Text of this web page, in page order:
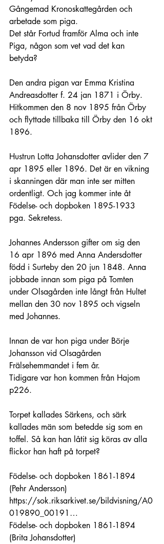
Gångemad Kronoskattegården och
arbetade som piga.
Det står Fortud framför Alma och inte
Piga, någon som vet vad det kan
betyda?
Den andra pigan var Emma Kristina
Andreasdotter f. 24 jan 1871 i Örby.
Hitkommen den 8 nov 1895 från Örby
och flyttade tillbaka till Örby den 16 okt
1896.
Hustrun Lotta Johansdotter avlider den 7
apr 1895 eller 1896. Det är en vikning
i skanningen där man inte ser mitten
ordentligt. Och jag kommer inte åt
Födelse- och dopboken 1895-1933
pga. Sekretess.
Johannes Andersson gifter om sig den
16 apr 1896 med Anna Andersdotter
född i Surteby den 20 jun 1848. Anna
jobbade innan som piga på Tomten
under Olsagården inte långt från Hultet
mellan den 30 nov 1895 och vigseln
med Johannes.
Innan de var hon piga under Börje
Johansson vid Olsagården
Frälsehemmandet i fem år.
Tidigare var hon kommen från Hajom
p226.
Torpet kallades Särkens, och särk
kallades män som betedde sig som en
toffel. Så kan han låtit sig köras av alla
flickor han haft på torpet?
Födelse- och dopboken 1861-1894
(Pehr Andersson)
https://sok.riksarkivet.se/bildvisning/A0
019890_00191…
Födelse- och dopboken 1861-1894
(Brita Johansdotter)